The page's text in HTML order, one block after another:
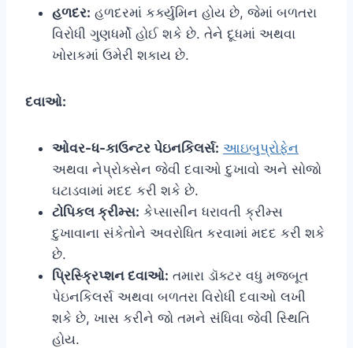
હળદર: હળદરમાં કર્ક્યુમિન હોય છે, જેમાં બળતરા
વિરોધી ગુણધર્મો હોઈ શકે છે. તેને દૂધમાં અથવા
ખોરાકમાં ઉમેરી શકાય છે.
દવાઓ:
ઓવર-ધ-કાઉન્ટર પેઇનકિલર્સ: આઇબુપ્રોફેન
અથવા નેપ્રોક્સેન જેવી દવાઓ દુખાવો અને સોજો
ઘટાડવામાં મદદ કરી શકે છે.
ટોપિકલ ક્રીમ્સ: કેપ્સાસીન ધરાવતી ક્રીમ્સ
દુખાવાના સંકેતોને અવરોધિત કરવામાં મદદ કરી શકે
છે.
પ્રિસ્ક્રિપ્શન દવાઓ: તમારા ડૉક્ટર વધુ મજબૂત
પેઇનકિલર્સ અથવા બળતરા વિરોધી દવાઓ લખી
શકે છે, ખાસ કરીને જો તમને સંધિવા જેવી સ્થિતિ
હોય.